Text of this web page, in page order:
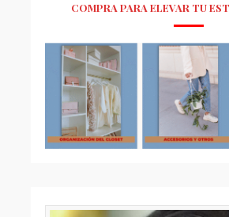
COMPRA PARA ELEVAR TU